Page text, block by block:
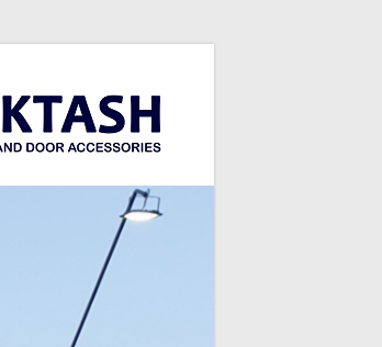
بازرگانی
UPVC
فروش
یراق